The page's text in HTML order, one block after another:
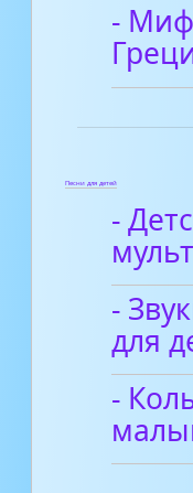
-
Песни для детей
-
-
для
-